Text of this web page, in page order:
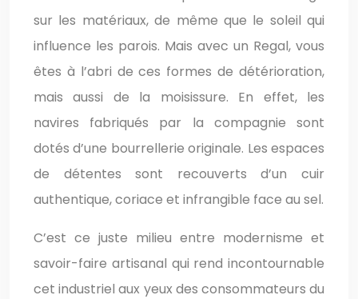
sur les matériaux, de même que le soleil qui
influence les parois. Mais avec un Regal, vous
êtes à l’abri de ces formes de détérioration,
mais aussi de la moisissure. En effet, les
navires fabriqués par la compagnie sont
dotés d’une bourrellerie originale. Les espaces
de détentes sont recouverts d’un cuir
authentique, coriace et infrangible face au sel.
C’est ce juste milieu entre modernisme et
savoir-faire artisanal qui rend incontournable
cet industriel aux yeux des consommateurs du